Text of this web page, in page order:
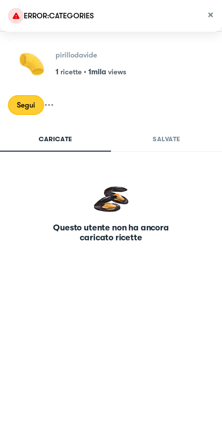
ERROR:CATEGORIES
pirillodavide
1 ricette • 1mila views
Segui
CARICATE SALVATE
Questo utente non ha ancora
caricato ricette